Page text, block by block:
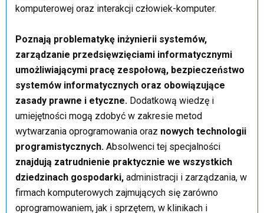
komputerowej oraz interakcji człowiek-komputer.
Poznają problematykę inżynierii systemów,
zarządzanie przedsięwzięciami informatycznymi
umożliwiającymi pracę zespołową, bezpieczeństwo
systemów informatycznych oraz obowiązujące
zasady prawne i etyczne. Dodatkową wiedzę i
umiejętności mogą zdobyć w zakresie metod
wytwarzania oprogramowania oraz nowych technologii
programistycznych. Absolwenci tej specjalności
znajdują zatrudnienie praktycznie we wszystkich
dziedzinach gospodarki, administracji i zarządzania, w
firmach komputerowych zajmujących się zarówno
oprogramowaniem, jak i sprzętem, w klinikach i